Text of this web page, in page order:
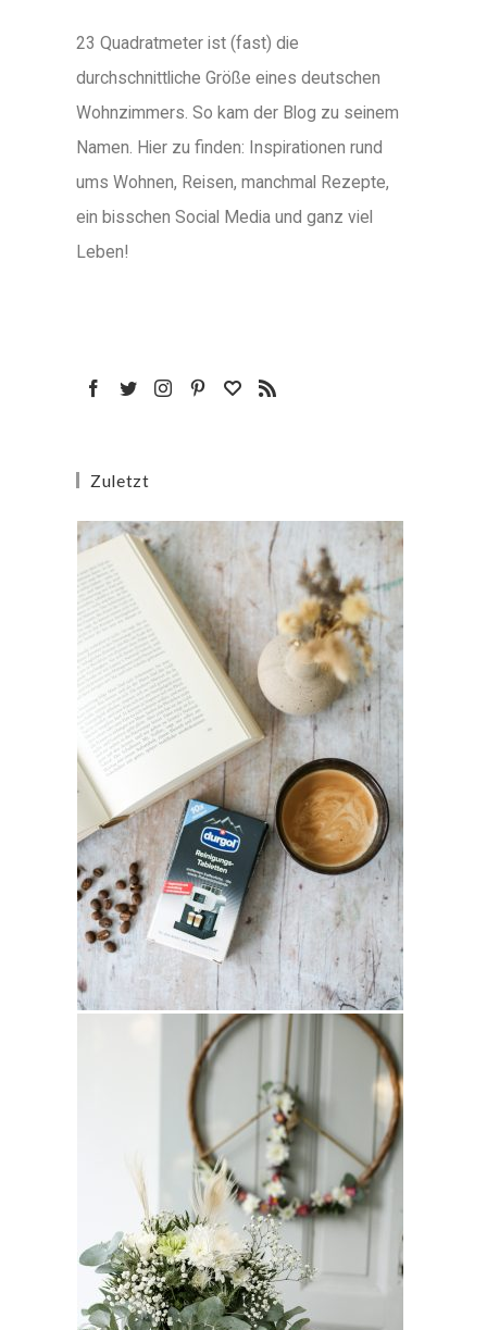
23 Quadratmeter ist (fast) die
durchschnittliche Größe eines deutschen
Wohnzimmers. So kam der Blog zu seinem
Namen. Hier zu finden: Inspirationen rund
ums Wohnen, Reisen, manchmal Rezepte,
ein bisschen Social Media und ganz viel
Leben!
Zuletzt